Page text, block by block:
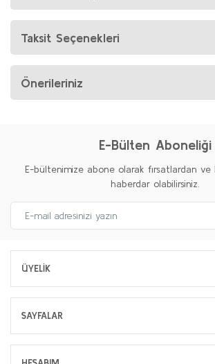
Taksit Seçenekleri
Önerileriniz
E-Bülten Aboneliği
E-bültenimize abone olarak fırsatlardan ve
haberdar olabilirsiniz.
ÜYELİK
SAYFALAR